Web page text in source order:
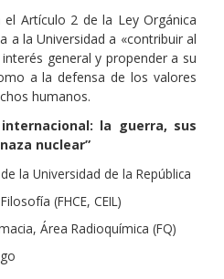
Artículo 2 de la Ley Orgánica
a la Universidad a «contribuir al
general y propender a su
a la defensa de los valores
humanos.
la guerra, sus
nuclear”
la Universidad de la República
(FHCE, CEIL)
Área Radioquímica (FQ)